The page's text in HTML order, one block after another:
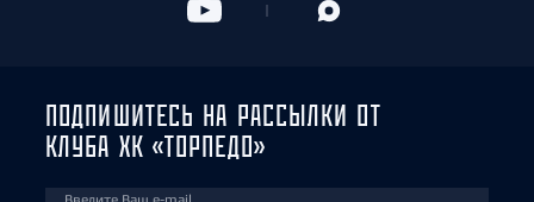
ПОДПИШИТЕСЬ НА РАССЫЛКИ ОТ
КЛУБА ХК «ТОРПЕДО»